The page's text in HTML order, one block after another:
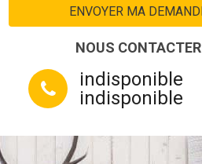
NOUS CONTACTER
indisponible
indisponible